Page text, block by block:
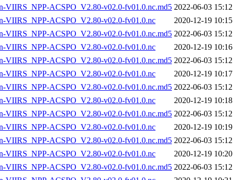
VIIRS_NPP-ACSPO_V2.80-v02.0-fv01.0.nc.md5 2022-06-03 15:12
VIIRS_NPP-ACSPO_V2.80-v02.0-fv01.0.nc
2020-12-19 10:15
VIIRS_NPP-ACSPO_V2.80-v02.0-fv01.0.nc.md5 2022-06-03 15:12
VIIRS_NPP-ACSPO_V2.80-v02.0-fv01.0.nc
2020-12-19 10:16
VIIRS_NPP-ACSPO_V2.80-v02.0-fv01.0.nc.md5 2022-06-03 15:12
VIIRS_NPP-ACSPO_V2.80-v02.0-fv01.0.nc
2020-12-19 10:17
VIIRS_NPP-ACSPO_V2.80-v02.0-fv01.0.nc.md5 2022-06-03 15:12
VIIRS_NPP-ACSPO_V2.80-v02.0-fv01.0.nc
2020-12-19 10:18
VIIRS_NPP-ACSPO_V2.80-v02.0-fv01.0.nc.md5 2022-06-03 15:12
VIIRS_NPP-ACSPO_V2.80-v02.0-fv01.0.nc
2020-12-19 10:19
VIIRS_NPP-ACSPO_V2.80-v02.0-fv01.0.nc.md5 2022-06-03 15:12
VIIRS_NPP-ACSPO_V2.80-v02.0-fv01.0.nc
2020-12-19 10:20
VIIRS_NPP-ACSPO_V2.80-v02.0-fv01.0.nc.md5 2022-06-03 15:12